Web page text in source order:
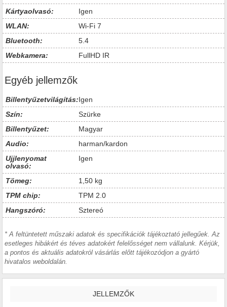
Kártyaolvasó:
Igen
WLAN:
Wi-Fi 7
Bluetooth:
5.4
Webkamera:
FullHD IR
Egyéb jellemzők
Billentyűzetvilágítás:Igen
Szín:
Szürke
Billentyűzet:
Magyar
Audio:
harman/kardon
Ujjlenyomat
olvasó:
Igen
Tömeg:
1,50 kg
TPM chip:
TPM 2.0
Hangszóró:
Sztereó
* A feltüntetett műszaki adatok és specifikációk tájékoztató jellegűek. Az
esetleges hibákért és téves adatokért felelősséget nem vállalunk. Kérjük,
a pontos és aktuális adatokról vásárlás előtt tájékozódjon a gyártó
hivatalos weboldalán.
JELLEMZŐK